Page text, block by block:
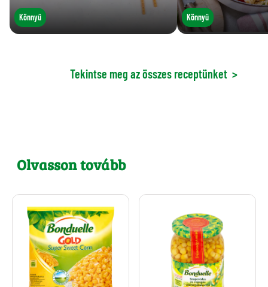
Könnyű Könnyű
Tekintse meg az összes receptünket >
Olvasson tovább